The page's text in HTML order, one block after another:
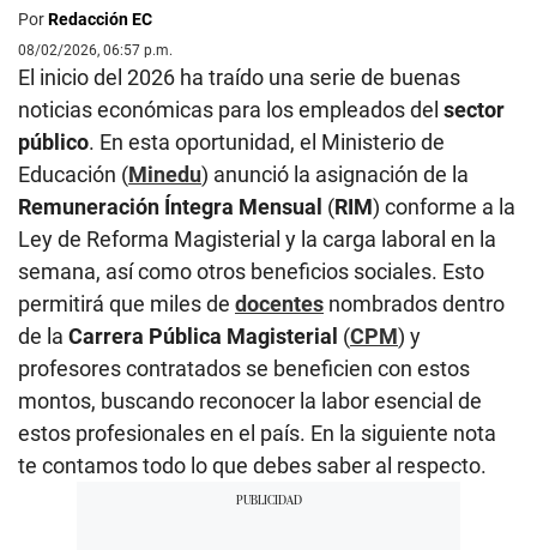
PorRedacción EC
08/02/2026, 06:57 p.m.
El inicio del 2026 ha traído una serie de buenas
noticias económicas para los empleados del sector
público. En esta oportunidad, el Ministerio de
Educación (Minedu) anunció la asignación de la
Remuneración Íntegra Mensual (RIM) conforme a la
Ley de Reforma Magisterial y la carga laboral en la
semana, así como otros beneficios sociales. Esto
permitirá que miles de docentes nombrados dentro
de la Carrera Pública Magisterial (CPM) y
profesores contratados se beneficien con estos
montos, buscando reconocer la labor esencial de
estos profesionales en el país. En la siguiente nota
te contamos todo lo que debes saber al respecto.